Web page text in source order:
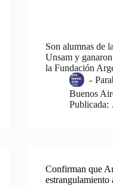
Son alumnas de
Unsam y
la Fundación
-
Buenos
Publicada:
Confirman que
estrangulamiento